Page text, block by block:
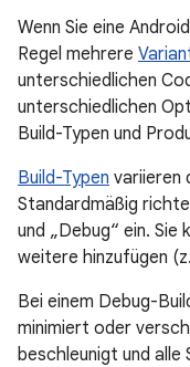
Wenn Sie eine
Regel mehrere
unterschiedlichen
unterschiedlichen
Build-Typen und
Build-Typen variieren
Standardmäßig
und „Debug“ ein. Sie
weitere hinzufügen
Bei einem Debug-
minimiert oder
beschleunigt und alle